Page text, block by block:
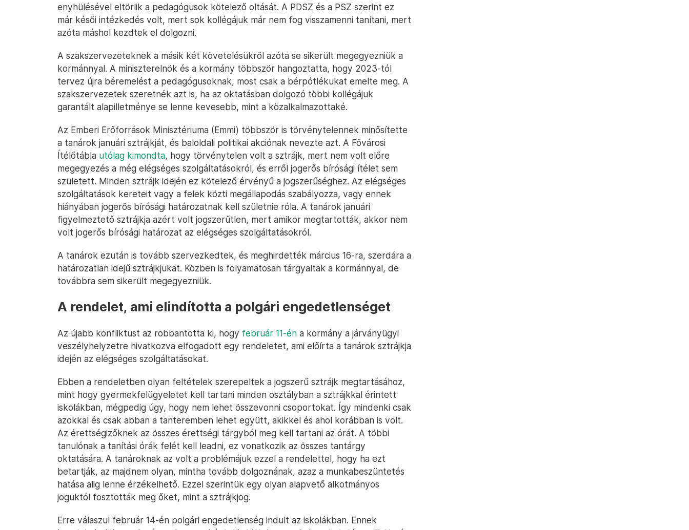
enyhülésével eltörlik a pedagógusok kötelező oltását. A PDSZ és a PSZ szerint ez
már késői intézkedés volt, mert sok kollégájuk már nem fog visszamenni tanítani, mert
azóta máshol kezdtek el dolgozni.
A szakszervezeteknek a másik két követelésükről azóta se sikerült megegyezniük a
kormánnyal. A miniszterelnök és a kormány többször hangoztatta, hogy 2023-tól
tervez újra béremelést a pedagógusoknak, most csak a bérpótlékukat emelte meg. A
szakszervezetek szeretnék azt is, ha az oktatásban dolgozó többi kollégájuk
garantált alapilletménye se lenne kevesebb, mint a közalkalmazottaké.
Az Emberi Erőforrások Minisztériuma (Emmi) többször is törvénytelennek minősítette
a tanárok januári sztrájkját, és baloldali politikai akciónak nevezte azt. A Fővárosi
Ítélőtábla utólag kimondta, hogy törvénytelen volt a sztrájk, mert nem volt előre
megegyezés a még elégséges szolgáltatásokról, és erről jogerős bírósági ítélet sem
született. Minden sztrájk idején ez kötelező érvényű a jogszerűséghez. Az elégséges
szolgáltatások kereteit vagy a felek közti megállapodás szabályozza, vagy ennek
hiányában jogerős bírósági határozatnak kell születnie róla. A tanárok januári
figyelmeztető sztrájkja azért volt jogszerűtlen, mert amikor megtartották, akkor nem
volt jogerős bírósági határozat az elégséges szolgáltatásokról.
A tanárok ezután is tovább szervezkedtek, és meghirdették március 16-ra, szerdára a
határozatlan idejű sztrájkjukat. Közben is folyamatosan tárgyaltak a kormánnyal, de
továbbra sem sikerült megegyezniük.
A rendelet, ami elindította a polgári engedetlenséget
Az újabb konfliktust az robbantotta ki, hogy február 11-én a kormány a járványügyi
veszélyhelyzetre hivatkozva elfogadott egy rendeletet, ami előírta a tanárok sztrájkja
idején az elégséges szolgáltatásokat.
Ebben a rendeletben olyan feltételek szerepeltek a jogszerű sztrájk megtartásához,
mint hogy gyermekfelügyeletet kell tartani minden osztályban a sztrájkkal érintett
iskolákban, mégpedig úgy, hogy nem lehet összevonni csoportokat. Így mindenki csak
azokkal és csak abban a tanteremben lehet együtt, akikkel és ahol korábban is volt.
Az érettségizőknek az összes érettségi tárgyból meg kell tartani az órát. A többi
tanulónak a tanítási órák felét kell leadni, ez vonatkozik az összes tantárgy
oktatására. A tanároknak az volt a problémájuk ezzel a rendelettel, hogy ha ezt
betartják, az majdnem olyan, mintha tovább dolgoznának, azaz a munkabeszüntetés
hatása alig lenne érzékelhető. Ezzel szerintük egy olyan alapvető alkotmányos
joguktól fosztották meg őket, mint a sztrájkjog.
Erre válaszul február 14-én polgári engedetlenség indult az iskolákban. Ennek